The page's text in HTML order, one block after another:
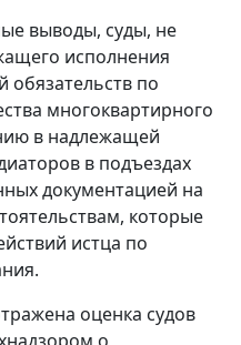
выводы, суды, не
исполнения
по
многоквартирного
в надлежащей
в подъездах
документацией на
которые
истца по
оценка судов